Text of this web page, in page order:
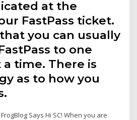
at the
FastPass ticket.
you can usually
to one
time. There is
as to how you
Says Hi SC! When you are